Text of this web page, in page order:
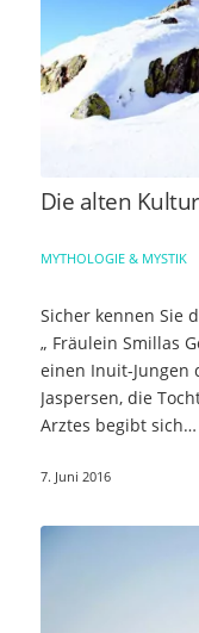
Die alten
MYTHOLOGIE & MYSTIK
Sicher kennen Sie
„ Fräulein Smillas
einen Inuit-Jungen
Jaspersen, die
Arztes begibt sich…
7. Juni 2016